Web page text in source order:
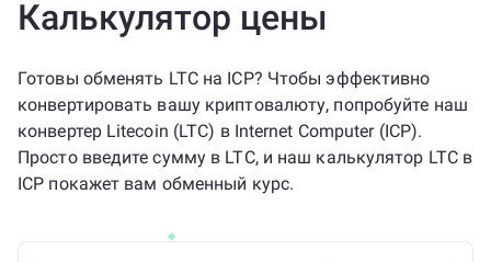
Калькулятор цены
Готовы обменять LTC на ICP? Чтобы эффективно
конвертировать вашу криптовалюту, попробуйте наш
конвертер Litecoin (LTC) в Internet Computer (ICP).
Просто введите сумму в LTC, и наш калькулятор LTC в
ICP покажет вам обменный курс.